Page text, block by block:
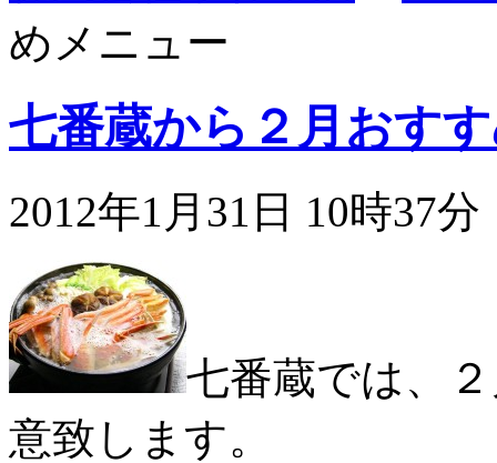
めメニュー
七番蔵から２月おす
2012年1月31日 10時37分
七番蔵では、
意致します。